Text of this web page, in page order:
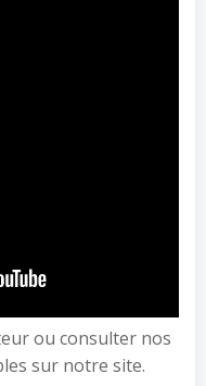
ou consulter nos
sur notre site.